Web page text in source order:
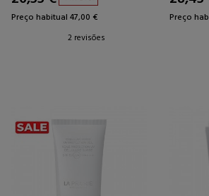
Preço habitual 47,00 €
2 revisões
Preço